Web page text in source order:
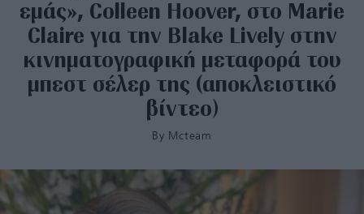
εμάς», Colleen Hoover, στο Marie
Claire για την Blake Lively στην
κινηματογραφική μεταφορά του
μπεστ σέλερ της (αποκλειστικό
βίντεο)
By Mcteam